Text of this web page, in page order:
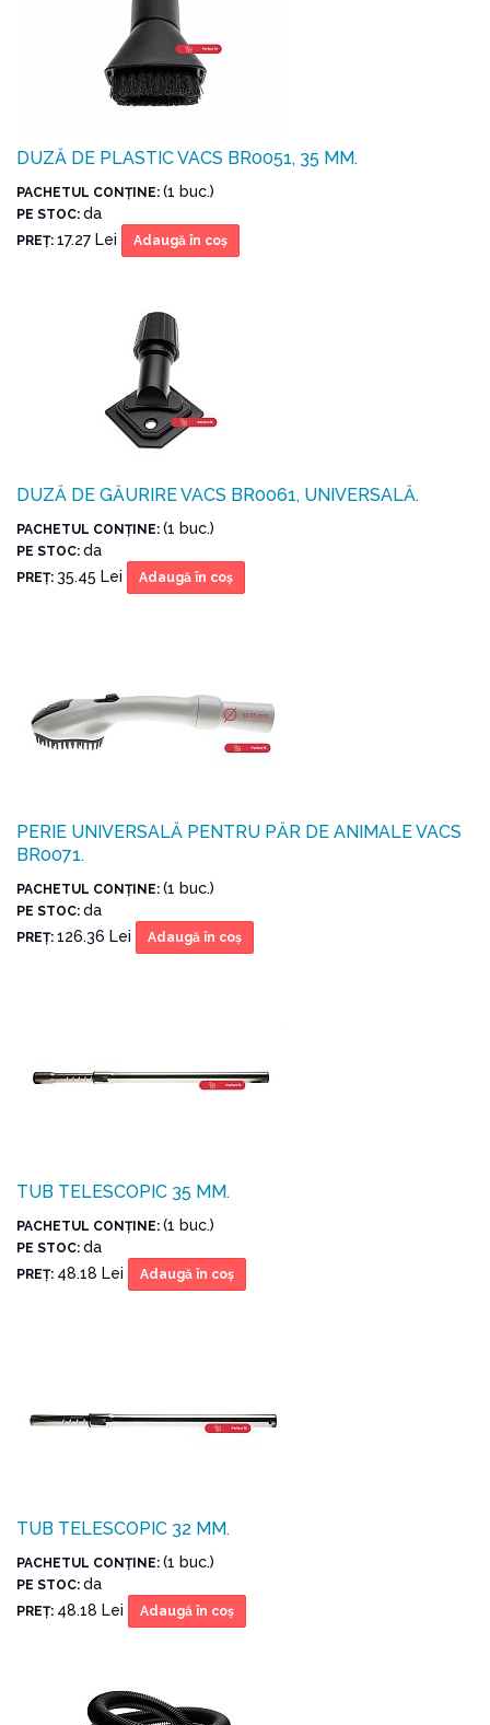
DUZĂ DE PLASTIC VACS BR0051, 35 MM.
PACHETUL CONŢINE: (1 buc.)
PE STOC: da
PREŢ: 17.27 Lei Adaugă în coş
DUZĂ DE GĂURIRE VACS BR0061, UNIVERSALĂ.
PACHETUL CONŢINE: (1 buc.)
PE STOC: da
PREŢ: 35.45 Lei Adaugă în coş
PERIE UNIVERSALĂ PENTRU PĂR DE ANIMALE VACS
BR0071.
PACHETUL CONŢINE: (1 buc.)
PE STOC: da
PREŢ: 126.36 Lei Adaugă în coş
TUB TELESCOPIC 35 MM.
PACHETUL CONŢINE: (1 buc.)
PE STOC: da
PREŢ: 48.18 Lei Adaugă în coş
TUB TELESCOPIC 32 MM.
PACHETUL CONŢINE: (1 buc.)
PE STOC: da
PREŢ: 48.18 Lei Adaugă în coş